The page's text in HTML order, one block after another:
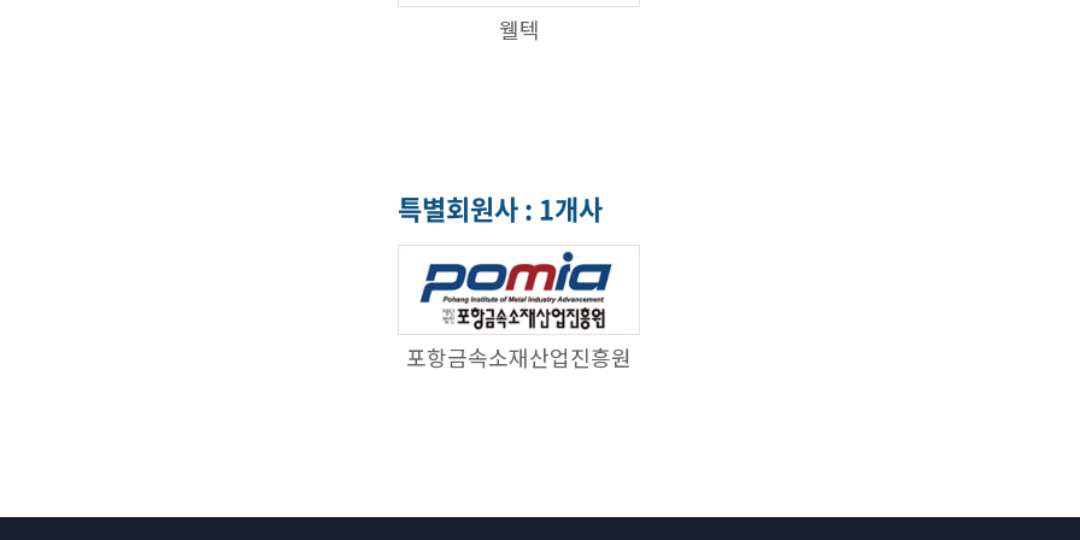
웰텍
특별회원사 : 1개사
포항금속소재산업진흥원